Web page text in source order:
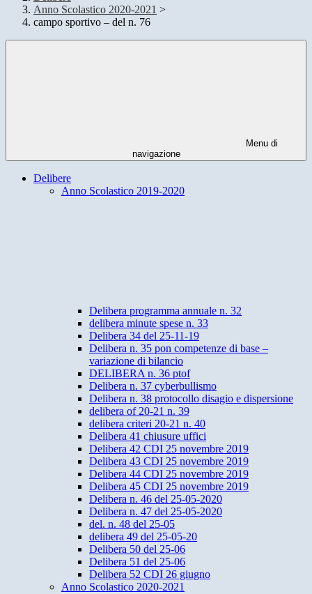
Anno Scolastico 2020-2021 >
campo sportivo – del n. 76
Menu di
navigazione
Delibere
Anno Scolastico 2019-2020
Delibera programma annuale n. 32
delibera minute spese n. 33
Delibera 34 del 25-11-19
Delibera n. 35 pon competenze di base –
variazione di bilancio
DELIBERA n. 36 ptof
Delibera n. 37 cyberbullismo
Delibera n. 38 protocollo disagio e dispersione
delibera of 20-21 n. 39
delibera criteri 20-21 n. 40
Delibera 41 chiusure uffici
Delibera 42 CDI 25 novembre 2019
Delibera 43 CDI 25 novembre 2019
Delibera 44 CDI 25 novembre 2019
Delibera 45 CDI 25 novembre 2019
Delibera n. 46 del 25-05-2020
Delibera n. 47 del 25-05-2020
del. n. 48 del 25-05
delibera 49 del 25-05-20
Delibera 50 del 25-06
Delibera 51 del 25-06
Delibera 52 CDI 26 giugno
Anno Scolastico 2020-2021